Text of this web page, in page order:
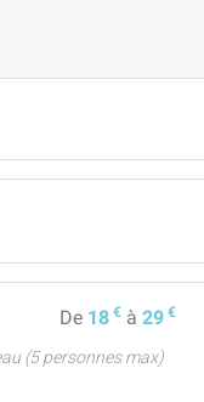
De 18 € à29 €
(5 personnes max)